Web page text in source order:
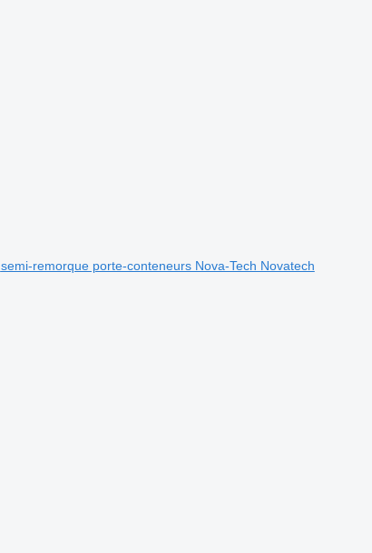
semi-remorque porte-conteneurs Nova-Tech Novatech